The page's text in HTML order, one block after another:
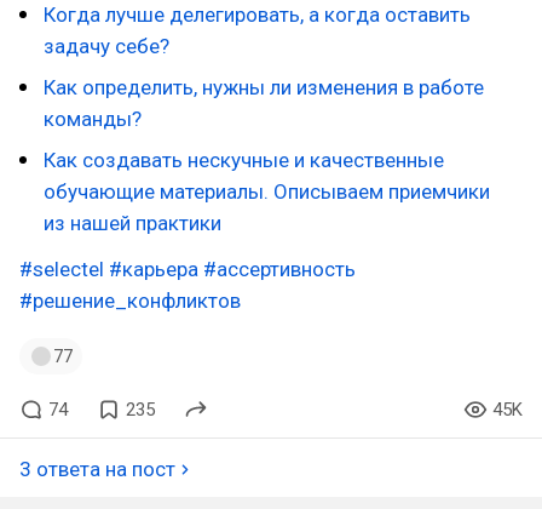
Когда лучше делегировать, а когда оставить
задачу себе?
Как определить, нужны ли изменения в работе
команды?
Как создавать нескучные и качественные
обучающие материалы. Описываем приемчики
из нашей практики
#selectel #карьера #ассертивность
#решение_конфликтов
77
74 235 45K
3 ответа на пост